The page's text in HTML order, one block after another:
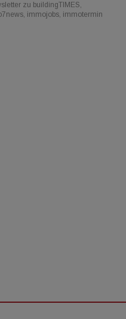
zu buildingTIMES,
immojobs, immotermin